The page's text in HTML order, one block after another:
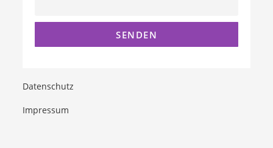
Datenschutz
Impressum